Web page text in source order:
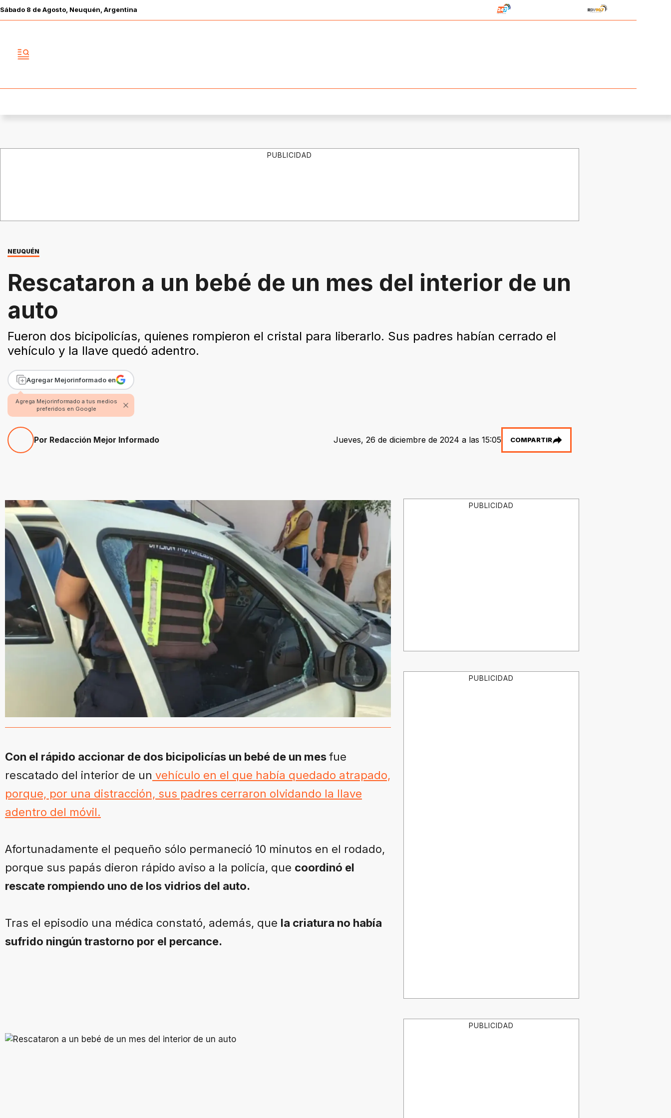
Sábado 8 deAgosto , Neuquén, Argentina
PUBLICIDAD
NEUQUÉN
Rescataron a un bebé de un mes del interior de un
auto
Fueron dos bicipolicías, quienes rompieron el cristal para liberarlo. Sus padres habían cerrado el
vehículo y la llave quedó adentro.
Agregar Mejorinformado en
Agrega Mejorinformado a tus medios
preferidos en Google
Por Redacción Mejor Informado Jueves, 26 de diciembre de 2024 a las 15:05 COMPARTIR
Con el rápido accionar de dos bicipolicías un bebé de un mesfue
rescatado del interior de un vehículo en el que había quedado atrapado,
porque, por una distracción, sus padres cerraron olvidando la llave
adentro del móvil.
Afortunadamente el pequeño sólo permaneció 10 minutos en el rodado,
porque sus papás dieron rápido aviso a la policía, que coordinó el
rescate rompiendo uno de los vidrios del auto.
Tras el episodio una médica constató, además, que la criatura no había
sufrido ningún trastorno por el percance.
PUBLICIDAD
PUBLICIDAD
PUBLICIDAD